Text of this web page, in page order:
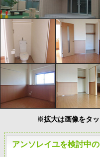
※拡大は画像をタッ
アンソレイユを検討中